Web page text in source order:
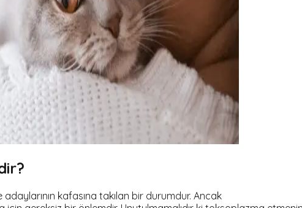
kafasına takılan bir durumdur. Ancak